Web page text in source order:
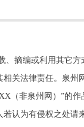
摘编或利用其它方
关法律责任。泉州
（非泉州网）”的
认为有侵权之处请